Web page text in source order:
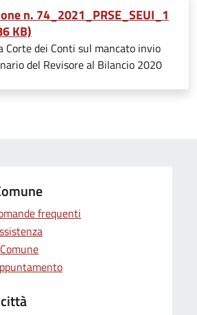
n. 74_2021_PRSE_SEUI_1
KB)
Corte dei Conti sul mancato invio
del Revisore al Bilancio 2020
frequenti